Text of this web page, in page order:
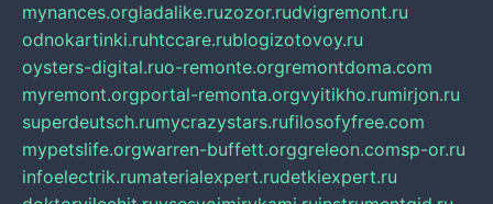
mynances.orgladalike.ruzozor.rudvigremont.ru
odnokartinki.ruhtccare.rublogizotovoy.ru
oysters-digital.ruo-remonte.orgremontdoma.com
myremont.orgportal-remonta.orgvyitikho.rumirjon.ru
superdeutsch.rumycrazystars.rufilosofyfree.com
mypetslife.orgwarren-buffett.orggreleon.comsp-or.ru
infoelectrik.rumaterialexpert.rudetkiexpert.ru